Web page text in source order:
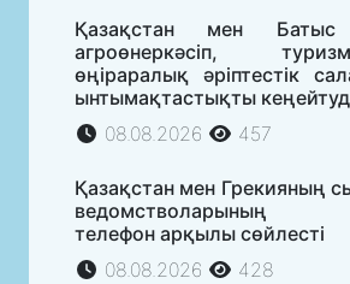
Қазақстан мен Батыс
агроөнеркәсіп,
өңіраралық әріптестік
ынтымақтастықты
08.08.2026
457
Қазақстан мен Грекияның
ведомстволарының
телефон арқылы сөйлесті
08.08.2026
428